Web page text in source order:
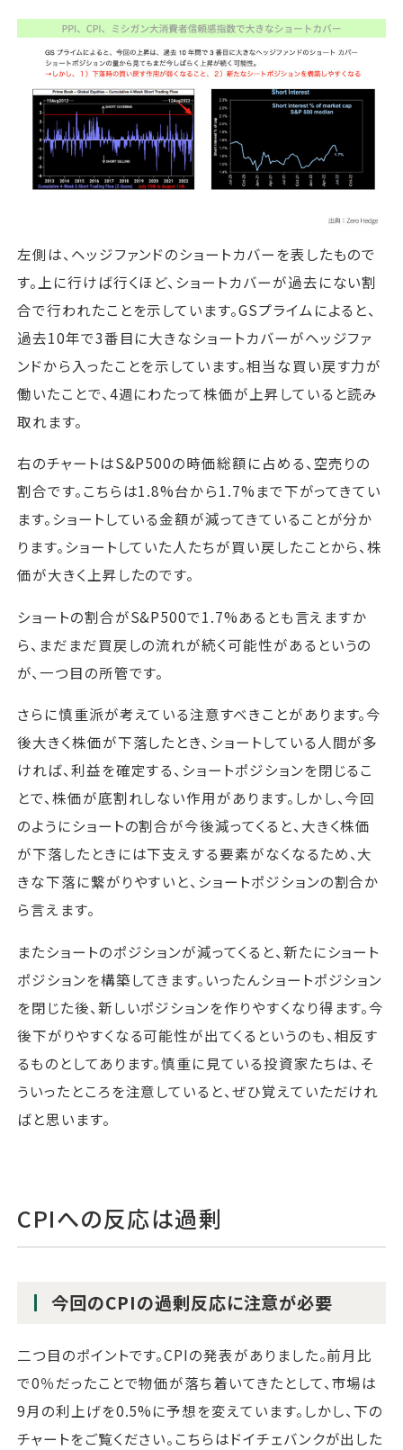
左側は、ヘッジファンドのショートカバーを表したもので
す。上に行けば行くほど、ショートカバーが過去にない割
合で行われたことを示しています。GSプライムによると、
過去10年で3番目に大きなショートカバーがヘッジファ
ンドから入ったことを示しています。相当な買い戻す力が
働いたことで、4週にわたって株価が上昇していると読み
取れます。
右のチャートはS&P500の時価総額に占める、空売りの
割合です。こちらは1.8%台から1.7%まで下がってきてい
ます。ショートしている金額が減ってきていることが分か
ります。ショートしていた人たちが買い戻したことから、株
価が大きく上昇したのです。
ショートの割合がS&P500で1.7%あるとも言えますか
ら、まだまだ買戻しの流れが続く可能性があるというの
が、一つ目の所管です。
さらに慎重派が考えている注意すべきことがあります。今
後大きく株価が下落したとき、ショートしている人間が多
ければ、利益を確定する、ショートポジションを閉じるこ
とで、株価が底割れしない作用があります。しかし、今回
のようにショートの割合が今後減ってくると、大きく株価
が下落したときには下支えする要素がなくなるため、大
きな下落に繋がりやすいと、ショートポジションの割合か
ら言えます。
またショートのポジションが減ってくると、新たにショート
ポジションを構築してきます。いったんショートポジション
を閉じた後、新しいポジションを作りやすくなり得ます。今
後下がりやすくなる可能性が出てくるというのも、相反す
るものとしてあります。慎重に見ている投資家たちは、そ
ういったところを注意していると、ぜひ覚えていただけれ
ばと思います。
CPIへの反応は過剰
今回のCPIの過剰反応に注意が必要
二つ目のポイントです。CPIの発表がありました。前月比
で0％だったことで物価が落ち着いてきたとして、市場は
9月の利上げを0.5%に予想を変えています。しかし、下の
チャートをご覧ください。こちらはドイチェバンクが出した